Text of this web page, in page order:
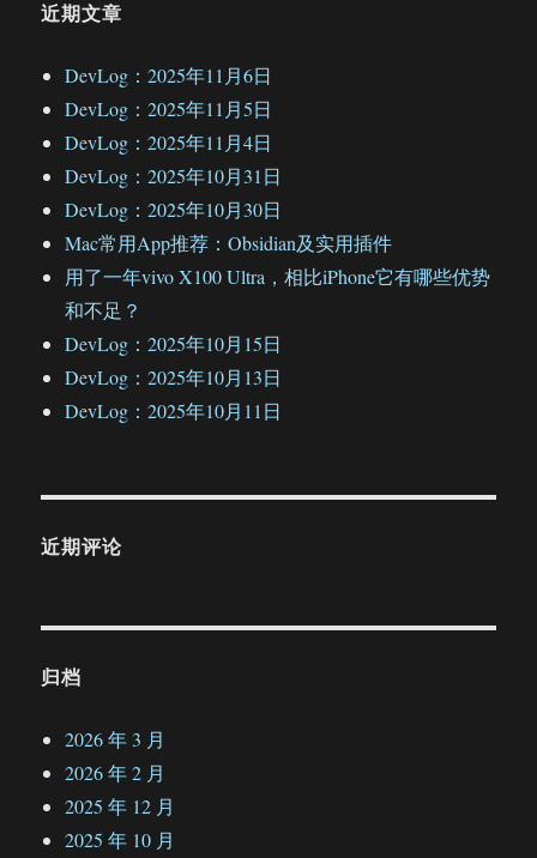
近期文章
DevLog：2025年11月6日
DevLog：2025年11月5日
DevLog：2025年11月4日
DevLog：2025年10月31日
DevLog：2025年10月30日
Mac常用App推荐：Obsidian及实用插件
用了一年vivo X100 Ultra，相比iPhone它有哪些优势
和不足？
DevLog：2025年10月15日
DevLog：2025年10月13日
DevLog：2025年10月11日
近期评论
归档
2026 年 3 月
2026 年 2 月
2025 年 12 月
2025 年 10 月